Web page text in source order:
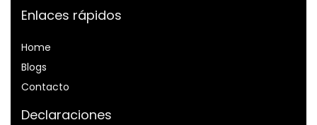
Enlaces rápidos
Home
Blogs
Contacto
Declaraciones